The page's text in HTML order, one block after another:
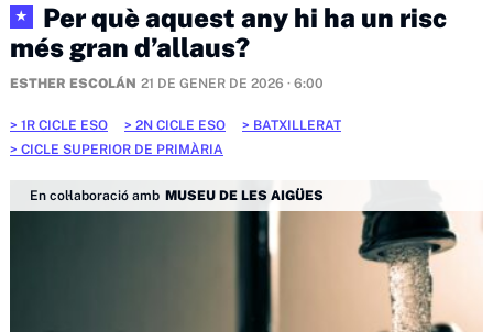
★
Per què aquest any hi ha un risc
més gran d’allaus?
ESTHER ESCOLÁN 21 DE GENER DE 2026 · 6:00
1R CICLE ESO 2N CICLE ESO
BATXILLERAT
CICLE SUPERIOR DE PRIMÀRIA
En col·laboració amb MUSEU DE LES AIGÜES